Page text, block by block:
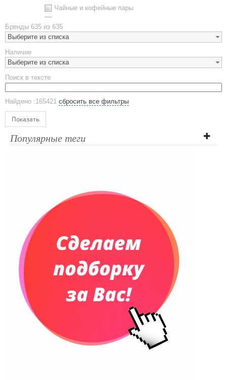
Чайные и кофейные пары
Наборы посуды
Предметы сервировки
Стаканы
Эко кружки
ЕВРОПОСУДА
Аксессуары
Ежедневники и блокноты
Датированные ежедневники
Планинги недатированные
Телефонные книжки
Сумки и Рюкзаки
Сумки для планшетов и ноутбуков
Рюкзаки
Конференц-сумки
Сумки для покупок промо
Несессеры и косметички
Сумки дорожные
Бренды 635 из 635
Выберите из списка
Наличие
Выберите из списка
Поиск в тексте
Найдено :165421 сбросить все фильтры
Показать
Популярные теги